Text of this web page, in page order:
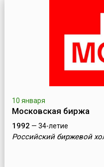
10 января
Московская биржа
1992 — 34-летие
Российский биржевой